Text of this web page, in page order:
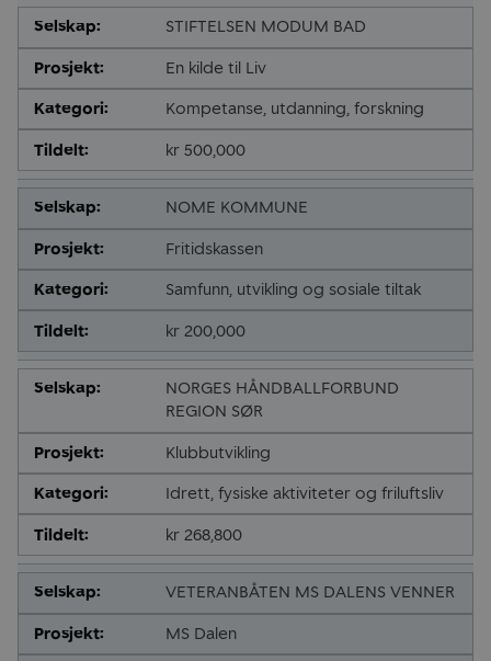
STIFTELSEN MODUM BAD
En kilde til Liv
Kompetanse, utdanning, forskning
kr 500,000
NOME KOMMUNE
Fritidskassen
Samfunn, utvikling og sosiale tiltak
kr 200,000
NORGES HÅNDBALLFORBUND
REGION SØR
Klubbutvikling
Idrett, fysiske aktiviteter og friluftsliv
kr 268,800
VETERANBÅTEN MS DALENS VENNER
MS Dalen